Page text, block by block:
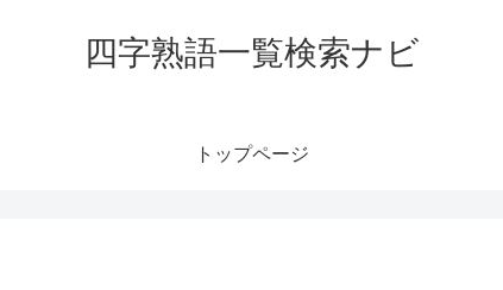
四字熟語一覧検索ナビ
トップページ